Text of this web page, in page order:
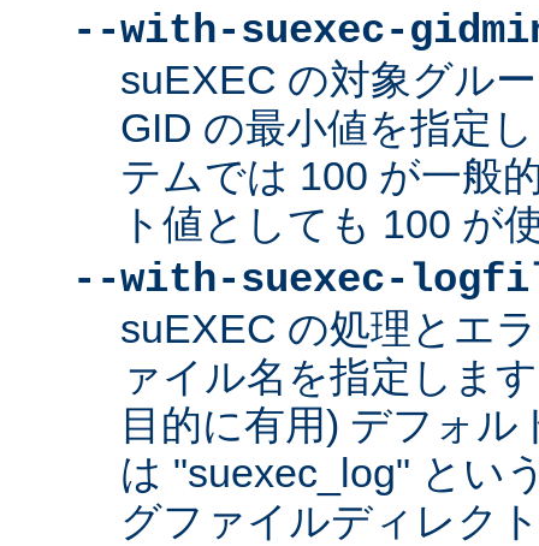
--with-suexec-
suEXEC の対象グル
GID の最小値を指定
テムでは 100 が一般
ト値としても 100 が
--with-suexec-
suEXEC の処理とエ
ァイル名を指定しま
目的に有用) デフォ
は "suexec_log" とい
グファイルディレク